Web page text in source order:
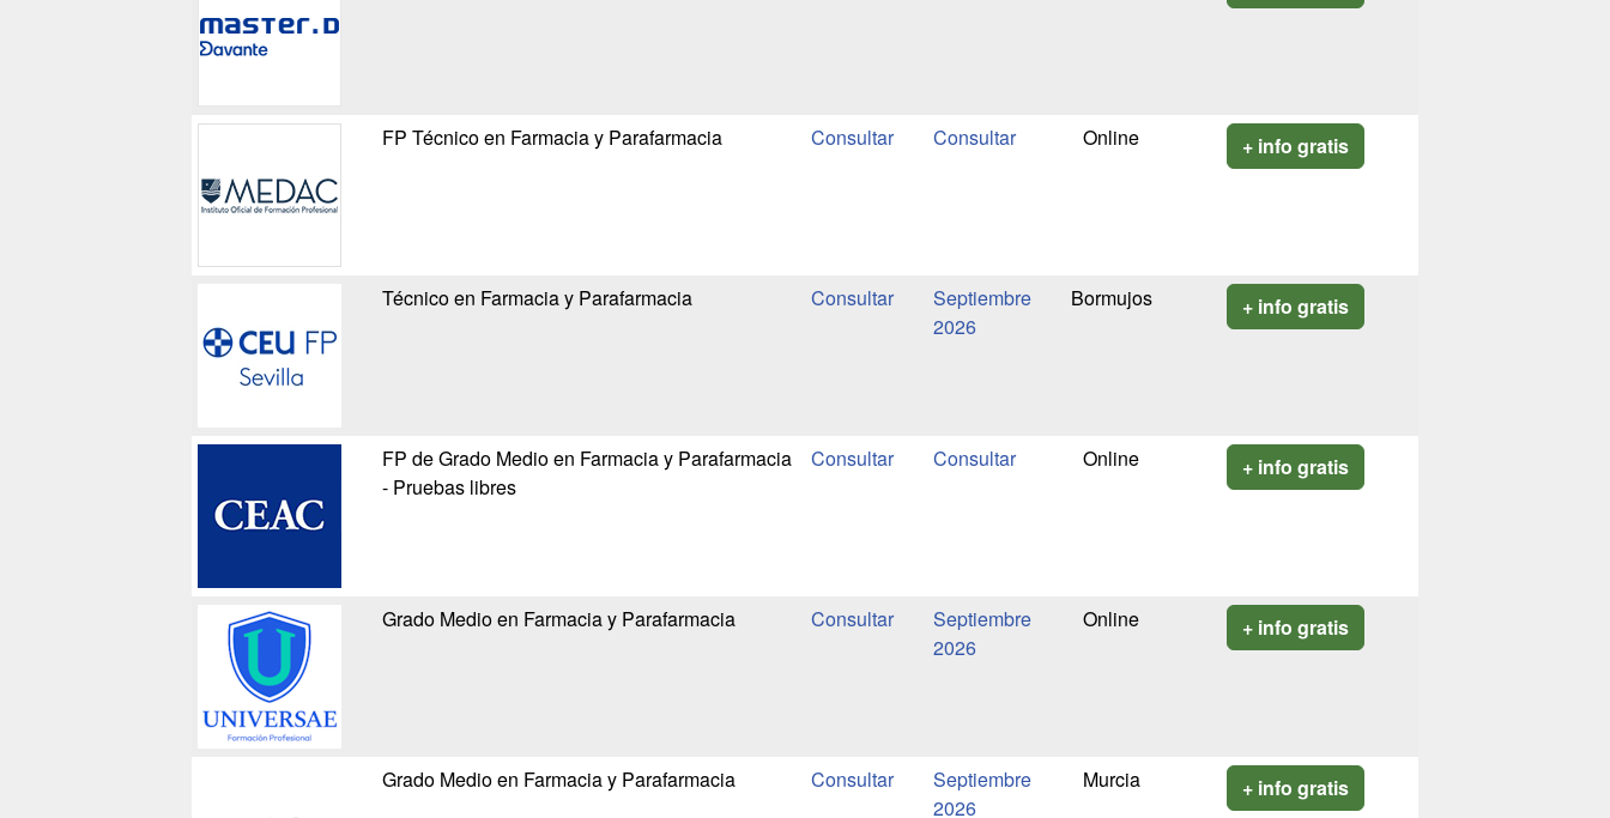
FP Técnico en Farmacia y Parafarmacia Online + info gratis
Técnico en Farmacia y Parafarmacia
Septiembre
2026
Bormujos + info gratis
FP de Grado Medio en Farmacia y Parafarmacia
- Pruebas libres
Online + info gratis
Grado Medio en Farmacia y Parafarmacia
Septiembre
2026
Online + info gratis
Grado Medio en Farmacia y Parafarmacia
Septiembre
2026
Murcia + info gratis